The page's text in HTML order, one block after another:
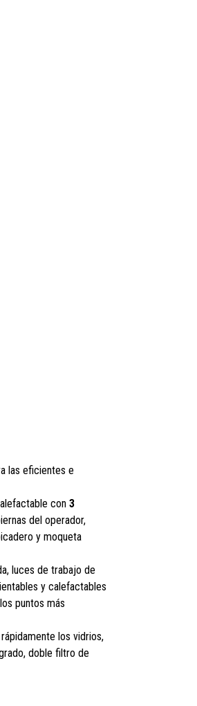
las eficientes e
con 3
del operador,
y moqueta
luces de trabajo de
y calefactables
puntos más
los vidrios,
doble filtro de